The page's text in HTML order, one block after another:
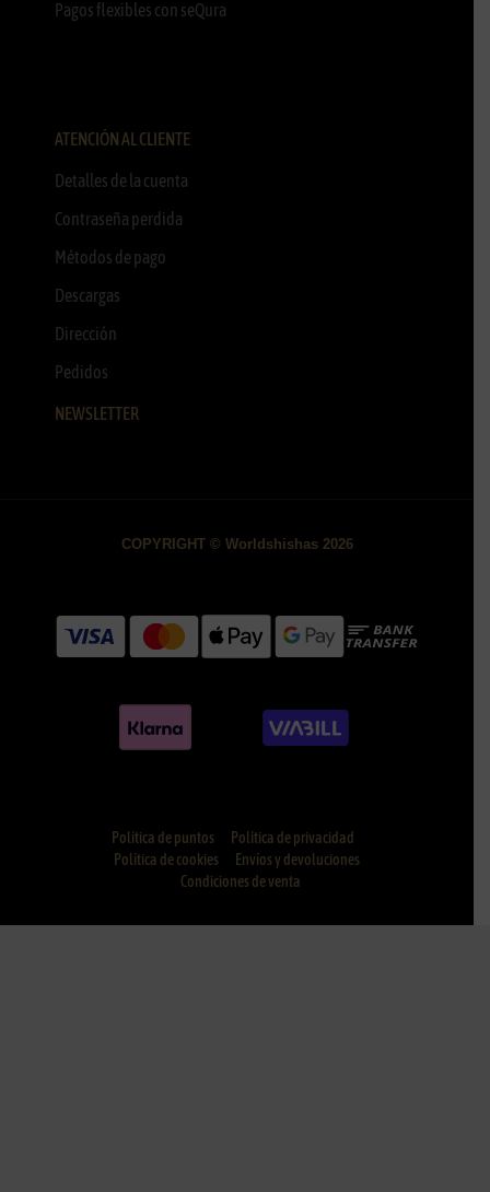
Pagos flexibles con seQura
ATENCIÓN AL CLIENTE
Detalles de la cuenta
Contraseña perdida
Métodos de pago
Descargas
Dirección
Pedidos
NEWSLETTER
COPYRIGHT © Worldshishas 2026
Política de puntos
Política de privacidad
Política de cookies
Envíos y devoluciones
Condiciones de venta